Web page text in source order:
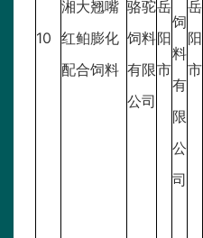
10
湘大翘嘴
红鲌膨化
配合饲料
骆驼
饲料
有限
公司
岳
阳
市
饲
料
有
限
公
司
岳
阳
市